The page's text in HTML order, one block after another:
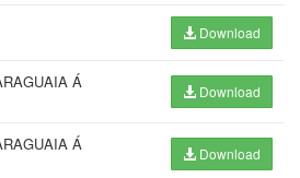
Download
Á
Download
Á
Download